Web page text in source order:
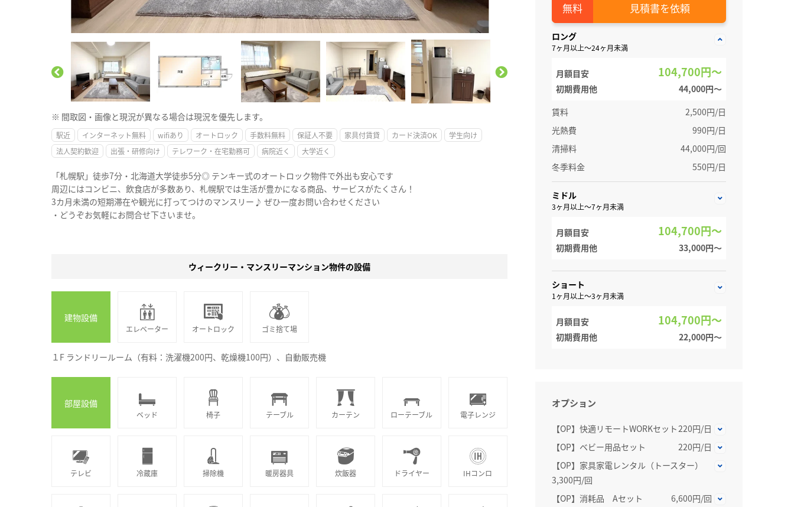
※ 間取図・画像と現況が異なる場合は現況を優先します。
駅近 インターネット無料 wifiあり オートロック 手数料無料 保証人不要 家具付賃貸 カード決済OK
学生向け
法人契約歓迎
出張・研修向け テレワーク・在宅勤務可 病院近く 大学近く
「札幌駅」徒歩7分・北海道大学徒歩5分◎ テンキー式のオートロック物件で外出も安心です
周辺にはコンビニ、飲食店が多数あり、札幌駅では生活が豊かになる商品、サービスがたくさん！
3カ月未満の短期滞在や観光に打ってつけのマンスリー♪ ぜひ一度お問い合わせください
・どうぞお気軽にお問合せ下さいませ。
見積書を依頼
ロング
7ヶ月以上～24ヶ月未満
月額目安 104,700円～
初期費用他
44,000円〜
賃料
2,500円/日
光熱費
990円/日
清掃料
44,000円/回
冬季料金
550円/日
ミドル
3ヶ月以上～7ヶ月未満
月額目安 104,700円～
初期費用他 33,000円〜
ショート
1ヶ月以上～3ヶ月未満
月額目安 104,700円～
初期費用他 22,000円〜
オプション
【OP】快適リモートWORKセット220円/日
【OP】ベビー用品セット
220円/日
【OP】家具家電レンタル（トースター）
3,300円/回
【OP】消耗品 Aセット
6,600円/回
ウィークリー・マンスリーマンション物件の設備
建物設備
エレベーター オートロック ゴミ捨て場
１F ランドリールーム（有料：洗濯機200円、乾燥機100円）、自動販売機
部屋設備
ベッド 椅子 テーブル カーテン ローテーブル 電子レンジ
テレビ 冷蔵庫 掃除機 暖房器具 炊飯器 ドライヤー IHコンロ